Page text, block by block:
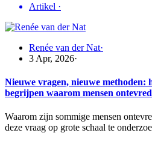
Artikel ·
Renée van der Nat·
3 Apr, 2026·
Nieuwe vragen, nieuwe methoden:
begrijpen waarom mensen
Waarom zijn sommige mensen
deze vraag op grote schaal te